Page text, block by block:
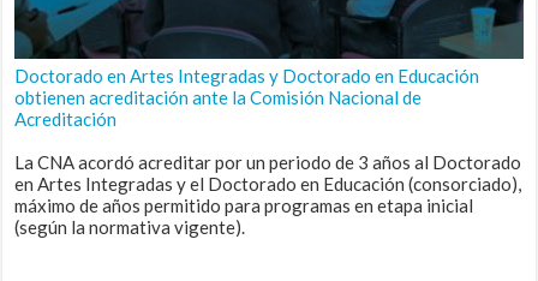
Doctorado en Artes Integradas y Doctorado en Educación
obtienen acreditación ante la Comisión Nacional de
Acreditación
La CNA acordó acreditar por un periodo de 3 años al Doctorado
en Artes Integradas y el Doctorado en Educación (consorciado),
máximo de años permitido para programas en etapa inicial
(según la normativa vigente).